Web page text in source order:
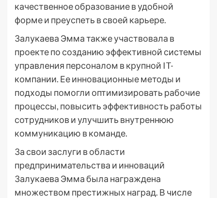
качественное образование в удобной
форме и преуспеть в своей карьере.
Залукаева Эмма также участвовала в
проекте по созданию эффективной системы
управления персоналом в крупной IT-
компании. Ее инновационные методы и
подходы помогли оптимизировать рабочие
процессы, повысить эффективность работы
сотрудников и улучшить внутреннюю
коммуникацию в команде.
За свои заслуги в области
предпринимательства и инноваций
Залукаева Эмма была награждена
множеством престижных наград. В числе